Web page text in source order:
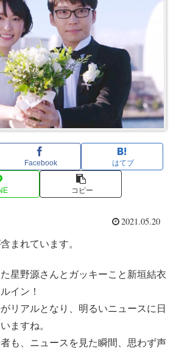
Facebook はてブ
コピー
2021.05.20
まれています。
た星野源さんとガッキーこと新垣結衣
イン！
リアルとなり、明るいニュースに日
ますね。
も、ニュースを見た瞬間、思わず声